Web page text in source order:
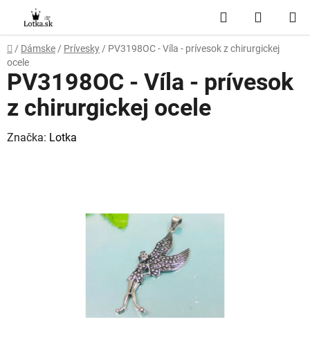
obsah
Hľadať
KOŠÍK
Domov
/ Dámske / Prívesky / PV3198OC - Víla - prívesok z chirurgickej
ocele
PV3198OC - Víla - prívesok
z chirurgickej ocele
Značka: Lotka